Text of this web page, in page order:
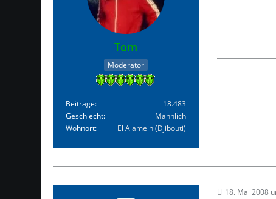
Tom
Moderator
Beiträge
18.483
Geschlecht
Männlich
Wohnort
El Alamein (Djibouti)
18. Mai 2008